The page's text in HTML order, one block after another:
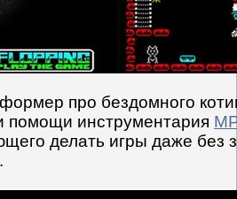
про бездомного
помощи инструментария
делать игры даже без